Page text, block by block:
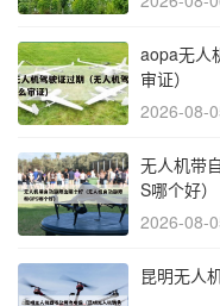
aopa无人
审证）
2026-08-
无人机带
S哪个好）
2026-08-
昆明无人